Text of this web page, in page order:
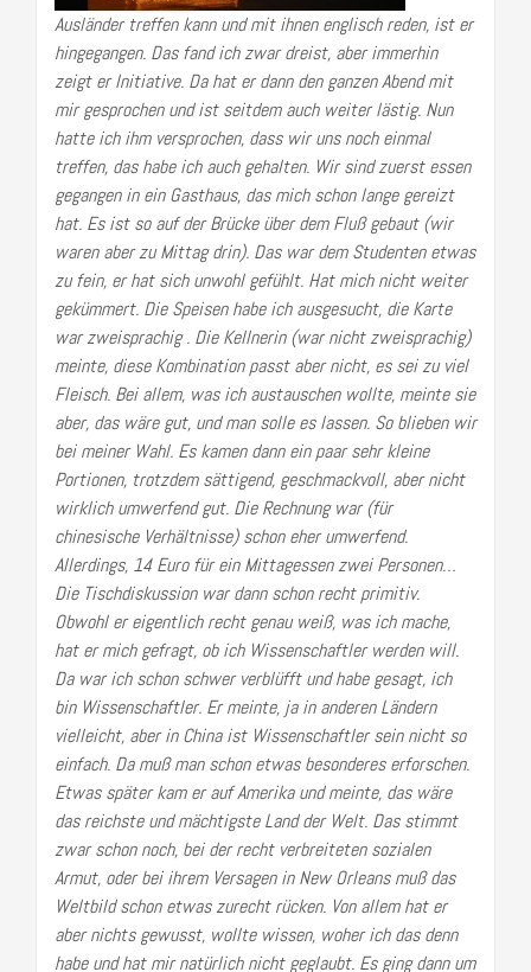
Ausländer treffen kann und mit ihnen englisch reden, ist er
hingegangen. Das fand ich zwar dreist, aber immerhin
zeigt er Initiative. Da hat er dann den ganzen Abend mit
mir gesprochen und ist seitdem auch weiter lästig. Nun
hatte ich ihm versprochen, dass wir uns noch einmal
treffen, das habe ich auch gehalten. Wir sind zuerst essen
gegangen in ein Gasthaus, das mich schon lange gereizt
hat. Es ist so auf der Brücke über dem Fluß gebaut (wir
waren aber zu Mittag drin). Das war dem Studenten etwas
zu fein, er hat sich unwohl gefühlt. Hat mich nicht weiter
gekümmert. Die Speisen habe ich ausgesucht, die Karte
war zweisprachig . Die Kellnerin (war nicht zweisprachig)
meinte, diese Kombination passt aber nicht, es sei zu viel
Fleisch. Bei allem, was ich austauschen wollte, meinte sie
aber, das wäre gut, und man solle es lassen. So blieben wir
bei meiner Wahl. Es kamen dann ein paar sehr kleine
Portionen, trotzdem sättigend, geschmackvoll, aber nicht
wirklich umwerfend gut. Die Rechnung war (für
chinesische Verhältnisse) schon eher umwerfend.
Allerdings, 14 Euro für ein Mittagessen zwei Personen…
Die Tischdiskussion war dann schon recht primitiv.
Obwohl er eigentlich recht genau weiß, was ich mache,
hat er mich gefragt, ob ich Wissenschaftler werden will.
Da war ich schon schwer verblüfft und habe gesagt, ich
bin Wissenschaftler. Er meinte, ja in anderen Ländern
vielleicht, aber in China ist Wissenschaftler sein nicht so
einfach. Da muß man schon etwas besonderes erforschen.
Etwas später kam er auf Amerika und meinte, das wäre
das reichste und mächtigste Land der Welt. Das stimmt
zwar schon noch, bei der recht verbreiteten sozialen
Armut, oder bei ihrem Versagen in New Orleans muß das
Weltbild schon etwas zurecht rücken. Von allem hat er
aber nichts gewusst, wollte wissen, woher ich das denn
habe und hat mir natürlich nicht geglaubt. Es ging dann um